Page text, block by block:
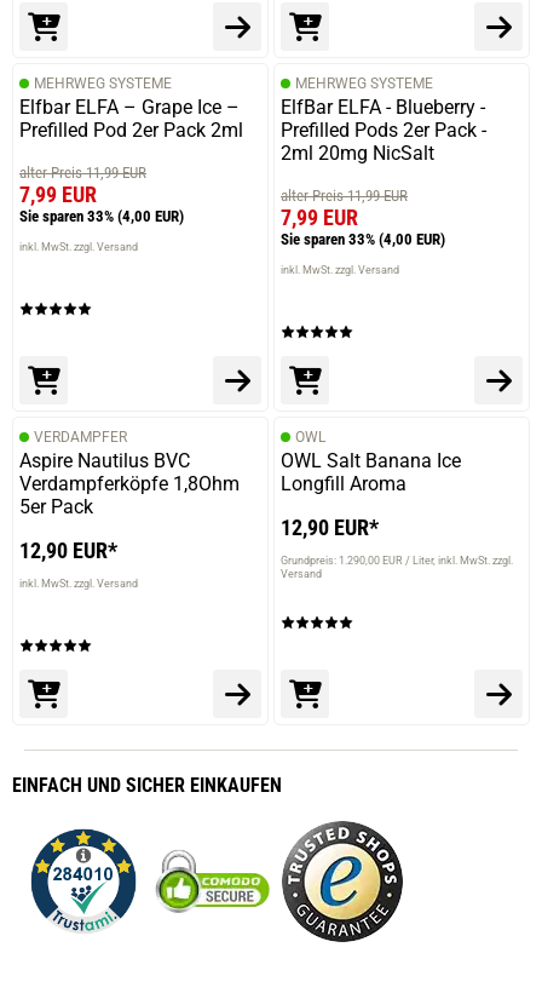
MEHRWEG SYSTEME
Elfbar ELFA – Grape Ice –
Prefilled Pod 2er Pack 2ml
alter Preis 11,99 EUR
7,99 EUR
Sie sparen 33% (4,00 EUR)
inkl. MwSt. zzgl. Versand
MEHRWEG SYSTEME
ElfBar ELFA - Blueberry -
Prefilled Pods 2er Pack -
2ml 20mg NicSalt
alter Preis 11,99 EUR
7,99 EUR
Sie sparen 33% (4,00 EUR)
inkl. MwSt. zzgl. Versand
VERDAMPFER
Aspire Nautilus BVC
Verdampferköpfe 1,8Ohm
5er Pack
12,90 EUR*
inkl. MwSt. zzgl. Versand
OWL
OWL Salt Banana Ice
Longfill Aroma
12,90 EUR*
Grundpreis: 1.290,00 EUR / Liter inkl. MwSt. zzgl.
Versand
EINFACH UND SICHER EINKAUFEN